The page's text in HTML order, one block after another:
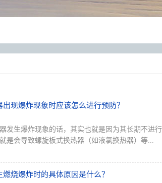
现爆炸现象时应该怎么进行预防？
发生爆炸现象的话，其实也就是因为其长期不进
是会导致螺旋板式换热器（如液氯换热器）等...
烧爆炸时的具体原因是什么？